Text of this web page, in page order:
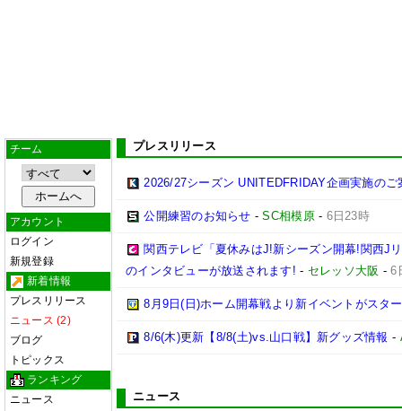
チーム
アカウント
ログイン
新規登録
新着情報
プレスリリース
ニュース (2)
ブログ
トピックス
ランキング
ニュース
プレスリリース
2026/27シーズン UNITEDFRIDAY企画実施のご
公開練習のお知らせ -SC相模原- 6日23時
関西テレビ「夏休みはJ!新シーズン開幕!関西J
のインタビューが放送されます! - セレッソ大阪 -6
8月9日(日)ホーム開幕戦より新イベントがスタ
8/6(木)更新【8/8(土)vs.山口戦】新グッズ情報 -
ニュース